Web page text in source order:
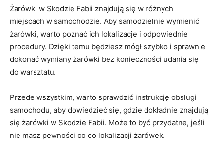
Żarówki w Skodzie Fabii znajdują się w różnych
miejscach w samochodzie. Aby samodzielnie wymienić
żarówki,‌ warto poznać ich lokalizacje ‌i odpowiednie
procedury. Dzięki temu będziesz mógł szybko i ‌sprawnie
dokonać wymiany żarówki⁣ bez konieczności udania⁤ się
do warsztatu.
Przede wszystkim, warto sprawdzić instrukcję obsługi
samochodu, ‍aby dowiedzieć się, ⁤gdzie dokładnie znajdują
się ⁣żarówki⁣ w Skodzie Fabii. Może to być przydatne, jeśli
nie ⁣masz pewności co do lokalizacji żarówek.